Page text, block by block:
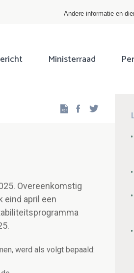
Andere informatie en
Ministerraad
Facebook
Overeenkomstig
eind april een
werd als volgt bepaald: